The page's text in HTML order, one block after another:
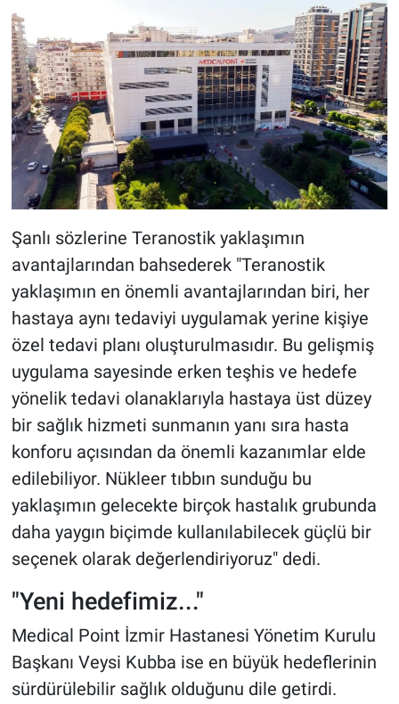
Şanlı sözlerine Teranostik yaklaşımın
avantajlarından bahsederek "Teranostik
yaklaşımın en önemli avantajlarından biri, her
hastaya aynı tedaviyi uygulamak yerine kişiye
özel tedavi planı oluşturulmasıdır. Bu gelişmiş
uygulama sayesinde erken teşhis ve hedefe
yönelik tedavi olanaklarıyla hastaya üst düzey
bir sağlık hizmeti sunmanın yanı sıra hasta
konforu açısından da önemli kazanımlar elde
edilebiliyor. Nükleer tıbbın sunduğu bu
yaklaşımın gelecekte birçok hastalık grubunda
daha yaygın biçimde kullanılabilecek güçlü bir
seçenek olarak değerlendiriyoruz" dedi.
"Yeni hedefimiz..."
Medical Point İzmir Hastanesi Yönetim Kurulu
Başkanı Veysi Kubba ise en büyük hedeflerinin
sürdürülebilir sağlık olduğunu dile getirdi.